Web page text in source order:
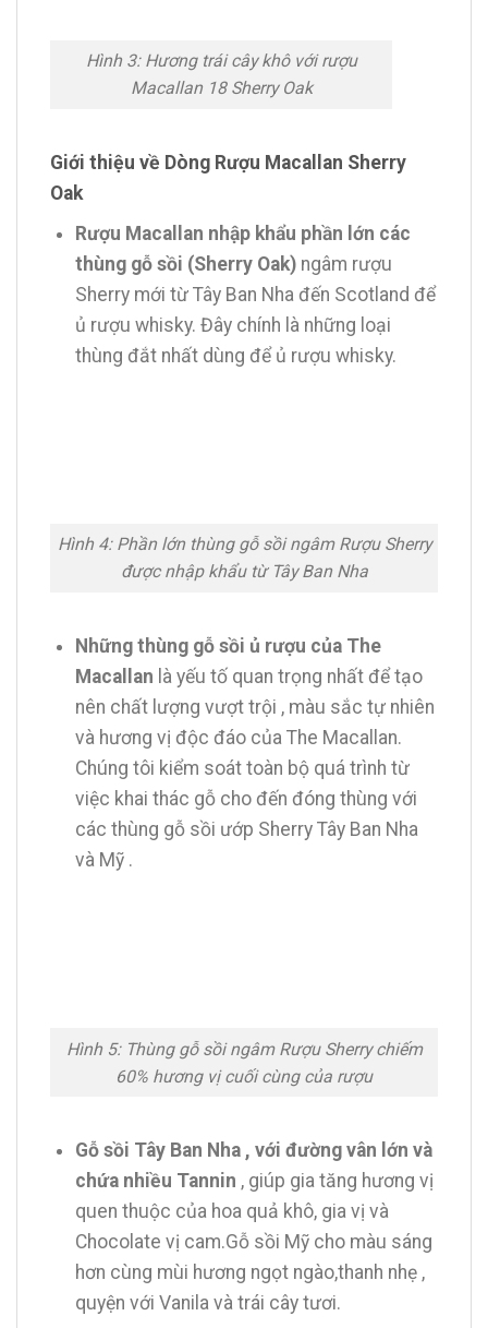
Hình 3: Hương trái cây khô với rượu
Macallan 18 Sherry Oak
Giới thiệu về Dòng Rượu Macallan Sherry
Oak
Rượu Macallan nhập khẩu phần lớn các
thùng gỗ sồi (Sherry Oak)ngâm rượu
Sherry mới từ Tây Ban Nha đến Scotland để
ủ rượu whisky. Đây chính là những loại
thùng đắt nhất dùng để ủ rượu whisky.
Hình 4: Phần lớn thùng gỗ sồi ngâm Rượu Sherry
được nhập khẩu từ Tây Ban Nha
Những thùng gỗ sồi ủ rượu của The
Macallan là yếu tố quan trọng nhất để tạo
nên chất lượng vượt trội , màu sắc tự nhiên
và hương vị độc đáo của The Macallan.
Chúng tôi kiểm soát toàn bộ quá trình từ
việc khai thác gỗ cho đến đóng thùng với
các thùng gỗ sồi ướp Sherry Tây Ban Nha
và Mỹ .
Hình 5: Thùng gỗ sồi ngâm Rượu Sherry chiếm
60% hương vị cuối cùng của rượu
Gỗ sồi Tây Ban Nha , với đường vân lớn và
chứa nhiều Tannin , giúp gia tăng hương vị
quen thuộc của hoa quả khô, gia vị và
Chocolate vị cam.Gỗ sồi Mỹ cho màu sáng
hơn cùng mùi hương ngọt ngào,thanh nhẹ ,
quyện với Vanila và trái cây tươi.